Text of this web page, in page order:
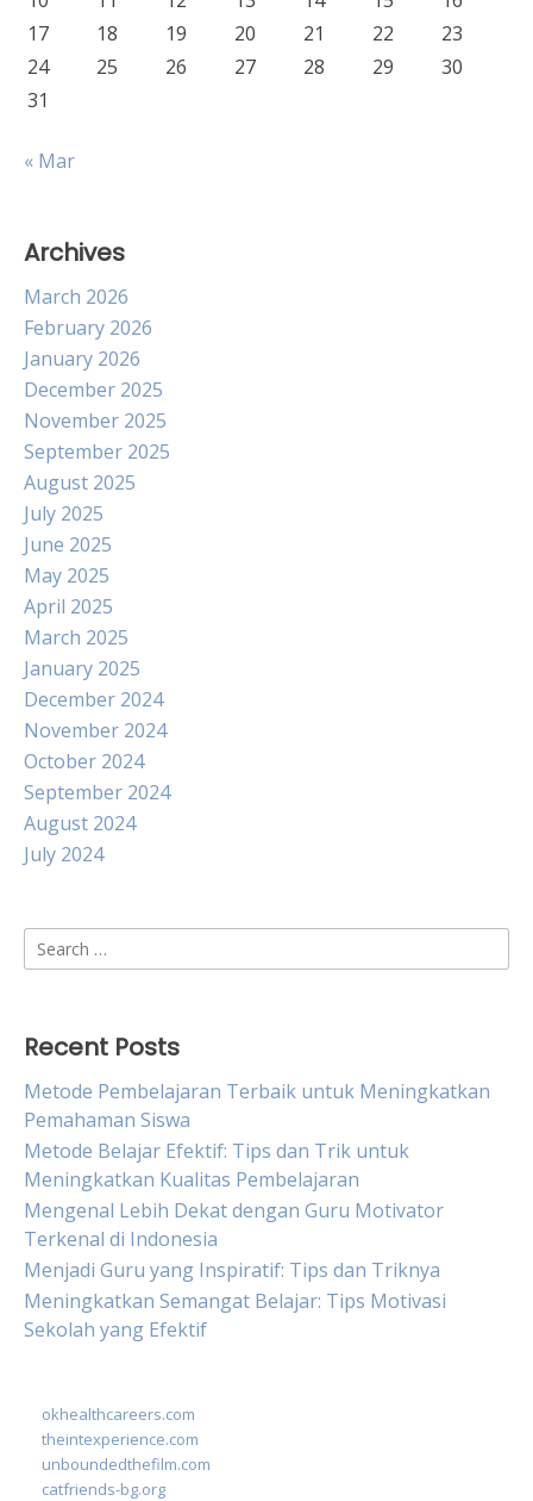
17
18 19 20 21 22
23
24
25 26 27 28 29
30
31
« Mar
Archives
March 2026
February 2026
January 2026
December 2025
November 2025
September 2025
August 2025
July 2025
June 2025
May 2025
April 2025
March 2025
January 2025
December 2024
November 2024
October 2024
September 2024
August 2024
July 2024
Search
for:
Recent Posts
Metode Pembelajaran Terbaik untuk Meningkatkan
Pemahaman Siswa
Metode Belajar Efektif: Tips dan Trik untuk
Meningkatkan Kualitas Pembelajaran
Mengenal Lebih Dekat dengan Guru Motivator
Terkenal di Indonesia
Menjadi Guru yang Inspiratif: Tips dan Triknya
Meningkatkan Semangat Belajar: Tips Motivasi
Sekolah yang Efektif
okhealthcareers.com
theintexperience.com
unboundedthefilm.com
catfriends-bg.org